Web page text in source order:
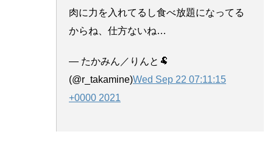
肉に力を入れてるし食べ放題になってる
からね、仕方ないね…
— たかみん／りんと🐏
(@r_takamine)Wed Sep 22 07:11:15
+0000 2021